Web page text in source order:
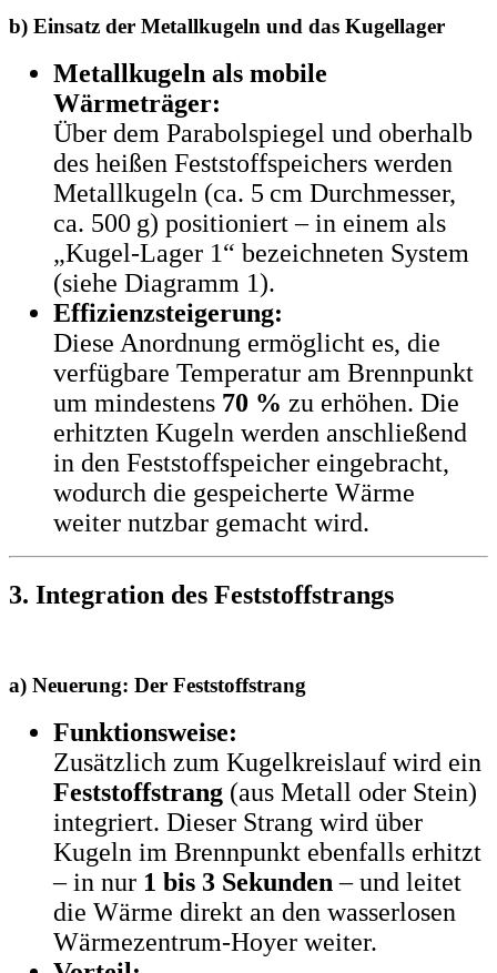
b) Einsatz der Metallkugeln und das Kugellager
Metallkugeln als mobile
Wärmeträger:
Über dem Parabolspiegel und oberhalb
des heißen Feststoffspeichers werden
Metallkugeln (ca. 5 cm Durchmesser,
ca. 500 g) positioniert – in einem als
„Kugel-Lager 1“ bezeichneten System
(siehe Diagramm 1).
Effizienzsteigerung:
Diese Anordnung ermöglicht es, die
verfügbare Temperatur am Brennpunkt
um mindestens 70 % zu erhöhen. Die
erhitzten Kugeln werden anschließend
in den Feststoffspeicher eingebracht,
wodurch die gespeicherte Wärme
weiter nutzbar gemacht wird.
3. Integration des Feststoffstrangs
a) Neuerung: Der Feststoffstrang
Funktionsweise:
Zusätzlich zum Kugelkreislauf wird ein
Feststoffstrang (aus Metall oder Stein)
integriert. Dieser Strang wird über
Kugeln im Brennpunkt ebenfalls erhitzt
– in nur 1 bis 3 Sekunden– und leitet
die Wärme direkt an den wasserlosen
Wärmezentrum-Hoyer weiter.